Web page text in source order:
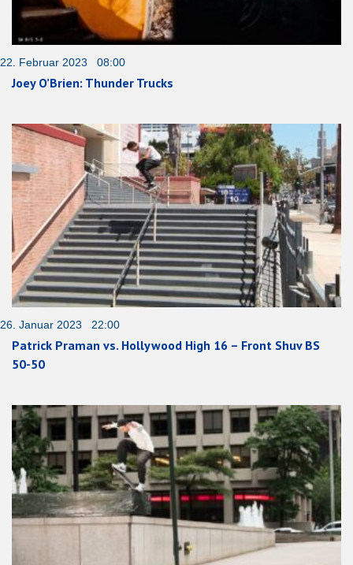
22. Februar 2023 08:00
Joey O’Brien: Thunder Trucks
26. Januar 2023 22:00
Patrick Praman vs. Hollywood High 16 – Front Shuv BS
50-50